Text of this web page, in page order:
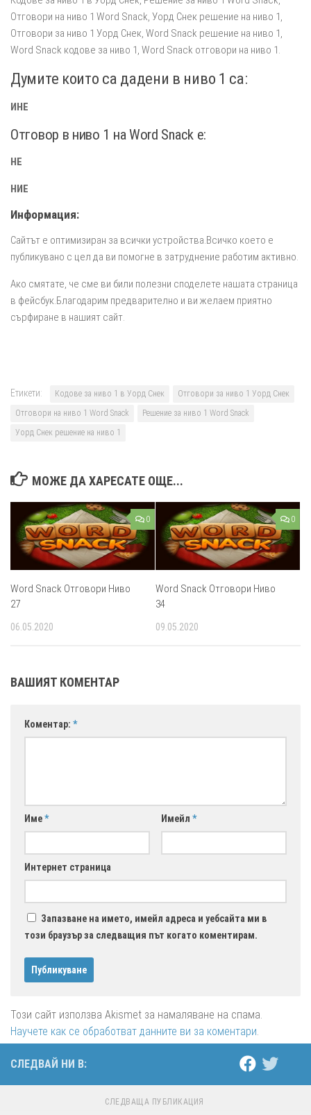
Отговори на ниво 1 Word Snack, Уорд Снек решение на ниво 1,
Отговори за ниво 1 Уорд Снек, Word Snack решение на ниво 1,
Word Snack кодове за ниво 1, Word Snack отговори на ниво 1.
Думите които са дадени в ниво 1 са:
ИНЕ
Отговор в ниво 1 на Word Snack e:
НЕ
НИЕ
Информация:
Сайтът е оптимизиран за всички устройства.Всичко което е
публикувано с цел да ви помогне в затруднение работим активно.
Ако смятате, че сме ви били полезни споделете нашата страница
в фейсбук.Благодарим предварително и ви желаем приятно
сърфиране в нашият сайт.
Етикети: Кодове за ниво 1 в Уорд Снек
Отговори за ниво 1 Уорд Снек
Отговори на ниво 1 Word Snack
Решение за ниво 1 Word Snack
Уорд Снек решение на ниво 1
МОЖЕ ДА ХАРЕСАТЕ ОЩЕ...
0
Word Snack Отговори Ниво
27
06.05.2020
0
Word Snack Отговори Ниво
34
09.05.2020
ВАШИЯТ КОМЕНТАР
Коментар: *
Име* Имейл *
Интернет страница
Запазване на името, имейл адреса и уебсайта ми в
този браузър за следващия път когато коментирам.
Този сайт използва Akismet за намаляване на спама.
Научете как се обработват данните ви за коментари.
СЛЕДВАЙ НИ В:
СЛЕДВАЩА ПУБЛИКАЦИЯ